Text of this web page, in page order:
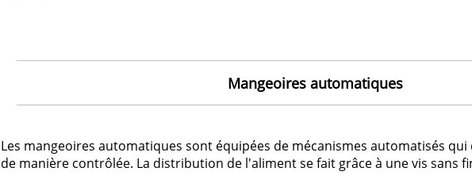
Mangeoires automatiques
Les mangeoires automatiques sont équipées de mécanismes automatisés
de manière contrôlée. La distribution de l'aliment se fait grâce à une vis sans